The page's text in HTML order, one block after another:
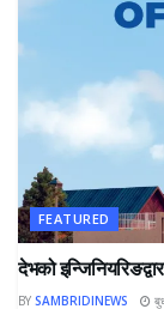
FEATURED
देभको
BY SAMBRIDINEWS